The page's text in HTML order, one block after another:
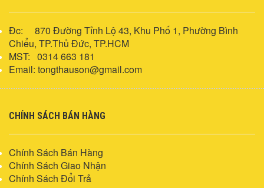
Đc: 870 Đường Tỉnh Lộ 43, Khu Phố 1, Phường Bình
Chiểu, TP.Thủ Đức, TP.HCM
MST: 0314 663 181
Email: tongthauson@gmail.com
CHÍNH SÁCH BÁN HÀNG
Chính Sách Bán Hàng
Chính Sách Giao Nhận
Chính Sách Đổi Trả